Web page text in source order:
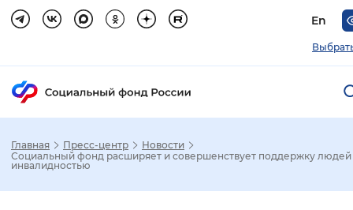
En
Настройка режима отображения
Главная Пресс-центр
Новости
Социальный фонд расширяет и совершенствует поддержку людей
инвалидностью